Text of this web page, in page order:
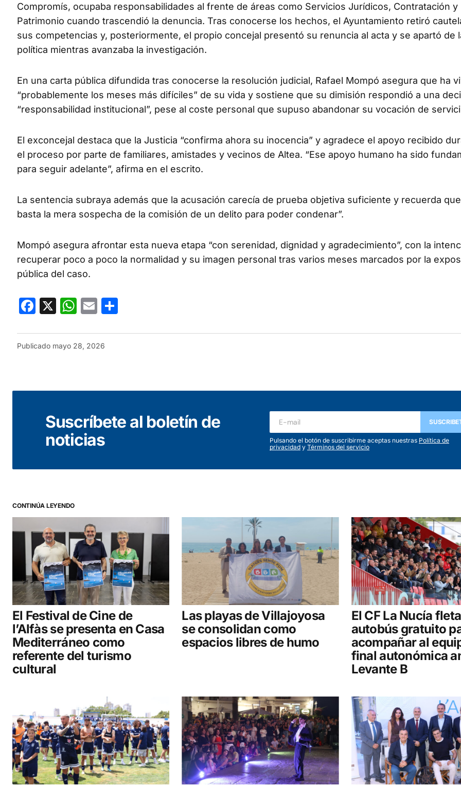
Compromís, ocupaba responsabilidades al frente de áreas como Servicios Jurídicos, Contratación y
Patrimonio cuando trascendió la denuncia. Tras conocerse los hechos, el Ayuntamiento retiró
sus competencias y, posteriormente, el propio concejal presentó su renuncia al acta y se apartó de
política mientras avanzaba la investigación.
En una carta pública difundida tras conocerse la resolución judicial, Rafael Mompó asegura que ha
“probablemente los meses más difíciles” de su vida y sostiene que su dimisión respondió a una
“responsabilidad institucional”, pese al coste personal que supuso abandonar su vocación de
El exconcejal destaca que la Justicia “confirma ahora su inocencia” y agradece el apoyo recibido
el proceso por parte de familiares, amistades y vecinos de Altea. “Ese apoyo humano ha sido
para seguir adelante”, afirma en el escrito.
La sentencia subraya además que la acusación carecía de prueba objetiva suficiente y recuerda
basta la mera sospecha de la comisión de un delito para poder condenar”.
Mompó asegura afrontar esta nueva etapa “con serenidad, dignidad y agradecimiento”, con la
recuperar poco a poco la normalidad y su imagen personal tras varios meses marcados por la
pública del caso.
Facebook
X WhatsApp
Email
Publicado mayo 28, 2026
Suscríbete al boletín de
noticias
Pulsando el botón de suscribirme aceptas nuestras Política de
privacidad y Términos del servicio
CONTINÚA LEYENDO
El Festival de Cine de
l’Alfàs se presenta en Casa
Mediterráneo como
referente del turismo
cultural
Las playas de Villajoyosa
se consolidan como
espacios libres de humo
El CF La Nucía
autobús gratuito
acompañar al
final autonómica
Levante B